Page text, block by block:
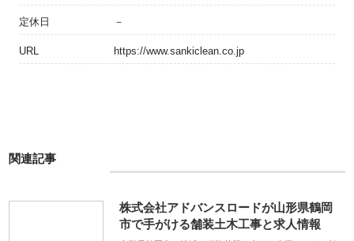
定休日 －
URL https://www.sankiclean.co.jp
関連記事
株式会社アドバンスロードが山形県鶴岡
市で手がける舗装土木工事と求人情報